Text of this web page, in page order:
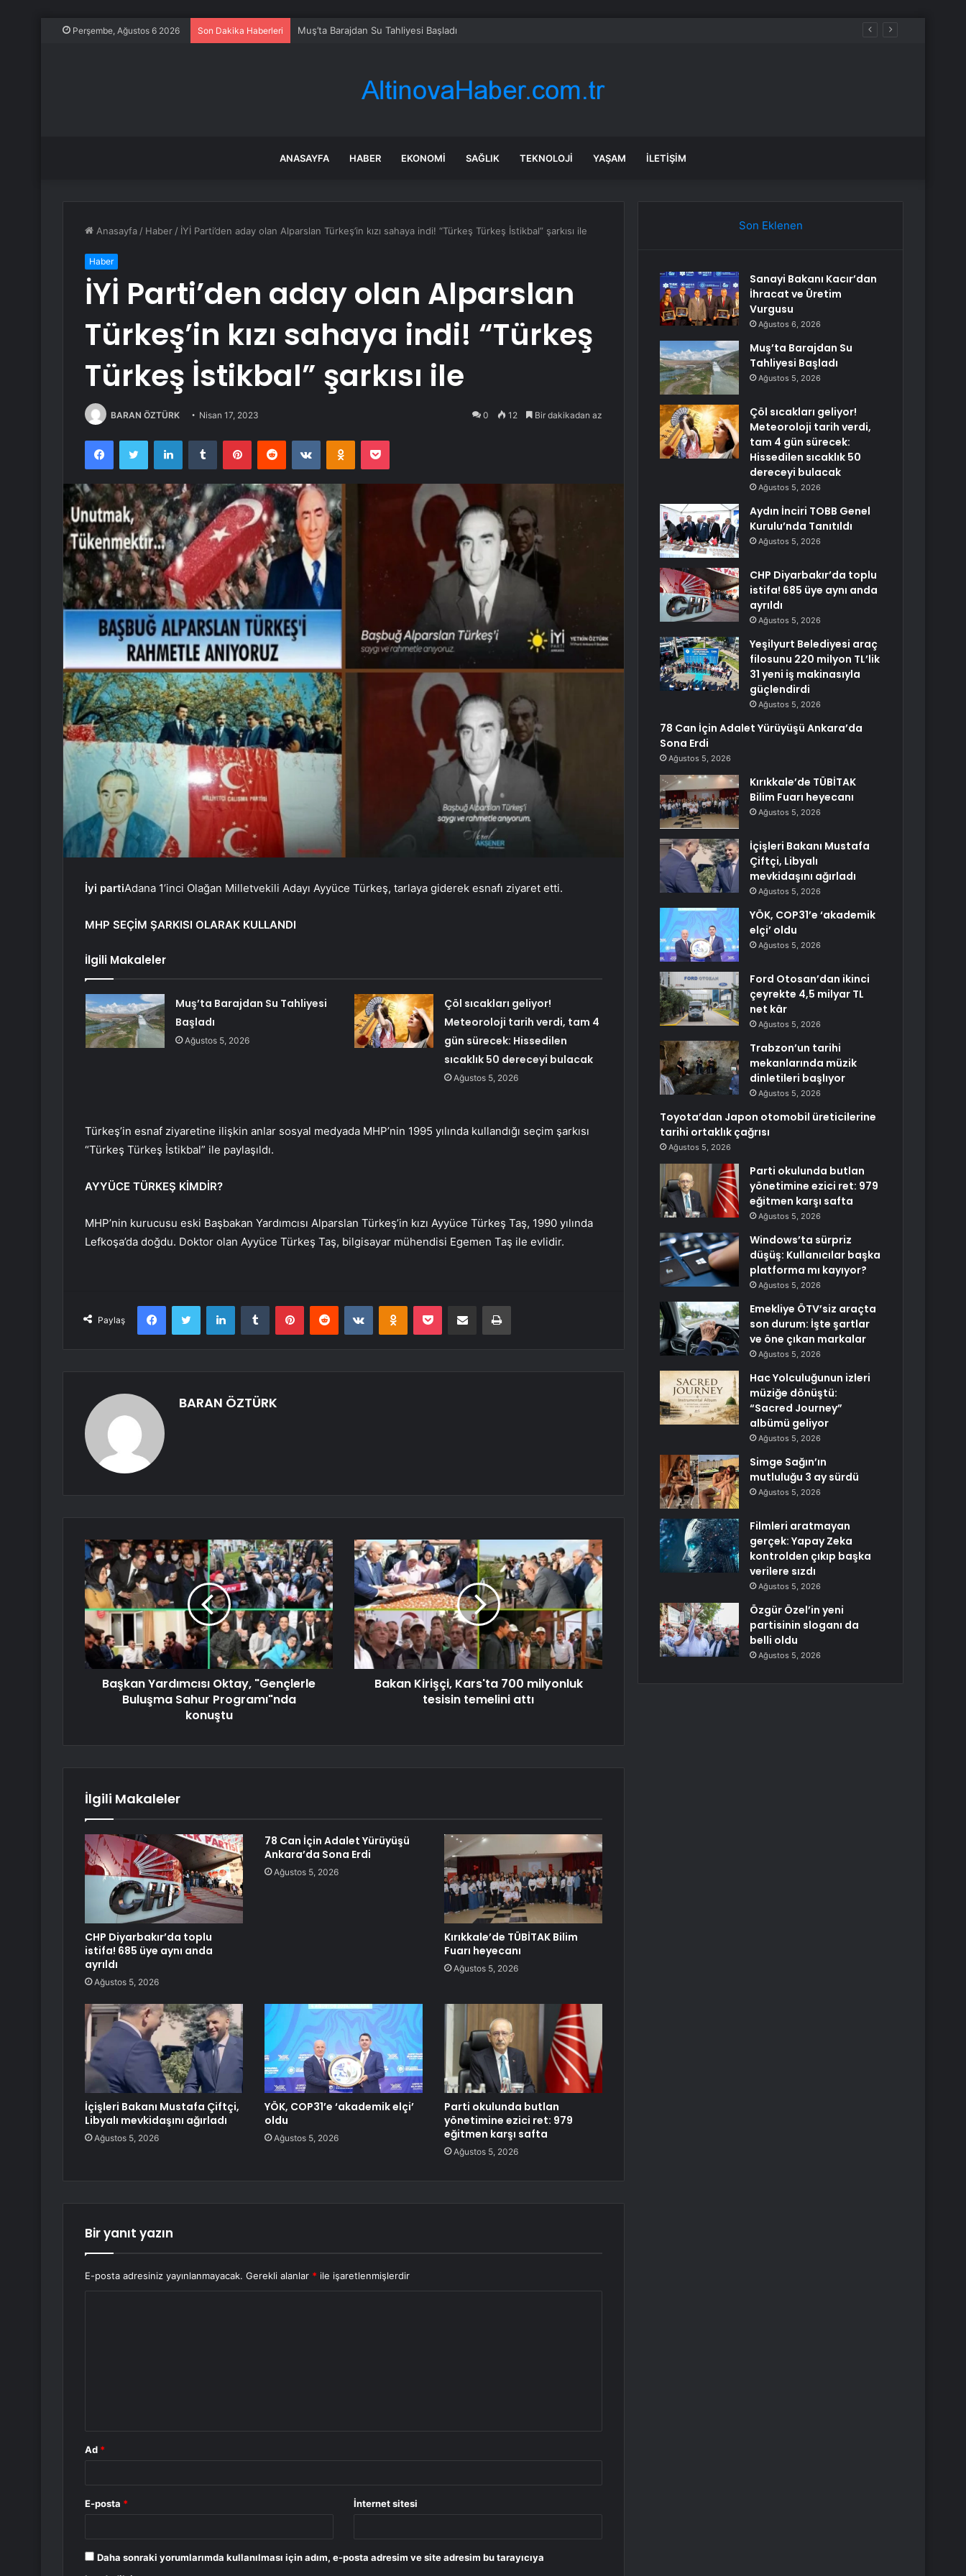
Perşembe, Ağustos 6 2026 Son Dakika Haberleri Muş’ta Barajdan Su Tahliyesi Başladı
ANASAYFA HABER EKONOMI SAĞLIK TEKNOLOJI YAŞAM İLETIŞIM
Anasayfa / Haber / İYİ Parti’den aday olan Alparslan Türkeş’in kızı sahaya indi! “Türkeş Türkeş İstikbal” şarkısı ile
Haber
İYİ Parti’den aday olan Alparslan
Türkeş’in kızı sahaya indi! “Türkeş
Türkeş İstikbal” şarkısı ile
BARAN ÖZTÜRK Nisan 17, 2023 0 12 Bir dakikadan az
FacebookTwitter LinkedInTumblr PinterestReddit VKontakteOdnoklassniki
Pocket
İyi partiAdana 1’inci Olağan Milletvekili Adayı Ayyüce Türkeş, tarlaya giderek esnafı ziyaret etti.
MHP SEÇİM ŞARKISI OLARAK KULLANDI
İlgili Makaleler
Muş’ta Barajdan Su Tahliyesi
Başladı
Ağustos 5, 2026
Çöl sıcakları geliyor!
Meteoroloji tarih verdi, tam 4
gün sürecek: Hissedilen
sıcaklık 50 dereceyi bulacak
Ağustos 5, 2026
Türkeş’in esnaf ziyaretine ilişkin anlar sosyal medyada MHP’nin 1995 yılında kullandığı seçim şarkısı
“Türkeş Türkeş İstikbal” ile paylaşıldı.
AYYÜCE TÜRKEŞ KİMDİR?
MHP’nin kurucusu eski Başbakan Yardımcısı Alparslan Türkeş’in kızı Ayyüce Türkeş Taş, 1990 yılında
Lefkoşa’da doğdu. Doktor olan Ayyüce Türkeş Taş, bilgisayar mühendisi Egemen Taş ile evlidir.
Paylaş
FacebookTwitter LinkedInTumblr PinterestReddit VKontakteOdnoklassniki
Pocket E-Posta ile paylaş Yazdır
BARAN ÖZTÜRK
Başkan Yardımcısı Oktay, "Gençlerle
Buluşma Sahur Programı"nda
konuştu
Bakan Kirişçi, Kars'ta 700 milyonluk
tesisin temelini attı
İlgili Makaleler
CHP Diyarbakır’da toplu
istifa! 685 üye aynı anda
ayrıldı
Ağustos 5, 2026
78 Can İçin Adalet Yürüyüşü
Ankara’da Sona Erdi
Ağustos 5, 2026
Kırıkkale’de TÜBİTAK Bilim
Fuarı heyecanı
Ağustos 5, 2026
İçişleri Bakanı Mustafa Çiftçi,
Libyalı mevkidaşını ağırladı
Ağustos 5, 2026
YÖK, COP31’e ‘akademik elçi’
oldu
Ağustos 5, 2026
Parti okulunda butlan
yönetimine ezici ret: 979
eğitmen karşı safta
Ağustos 5, 2026
Bir yanıt yazın
E-posta adresiniz yayınlanmayacak. Gerekli alanlar * ile işaretlenmişlerdir
Ad *
E-posta * İnternet sitesi
Daha sonraki yorumlarımda kullanılması için adım, e-posta adresim ve site adresim bu tarayıcıya
Son Eklenen
Sanayi Bakanı Kacır’dan
İhracat ve Üretim
Vurgusu
Ağustos 6, 2026
Muş’ta Barajdan Su
Tahliyesi Başladı
Ağustos 5, 2026
Çöl sıcakları geliyor!
Meteoroloji tarih verdi,
tam 4 gün sürecek:
Hissedilen sıcaklık 50
dereceyi bulacak
Ağustos 5, 2026
Aydın İnciri TOBB Genel
Kurulu’nda Tanıtıldı
Ağustos 5, 2026
CHP Diyarbakır’da toplu
istifa! 685 üye aynı anda
ayrıldı
Ağustos 5, 2026
Yeşilyurt Belediyesi araç
filosunu 220 milyon TL’lik
31 yeni iş makinasıyla
güçlendirdi
Ağustos 5, 2026
78 Can İçin Adalet Yürüyüşü Ankara’da
Sona Erdi
Ağustos 5, 2026
Kırıkkale’de TÜBİTAK
Bilim Fuarı heyecanı
Ağustos 5, 2026
İçişleri Bakanı Mustafa
Çiftçi, Libyalı
mevkidaşını ağırladı
Ağustos 5, 2026
YÖK, COP31’e ‘akademik
elçi’ oldu
Ağustos 5, 2026
Ford Otosan’dan ikinci
çeyrekte 4,5 milyar TL
net kâr
Ağustos 5, 2026
Trabzon’un tarihi
mekanlarında müzik
dinletileri başlıyor
Ağustos 5, 2026
Toyota’dan Japon otomobil üreticilerine
tarihi ortaklık çağrısı
Ağustos 5, 2026
Parti okulunda butlan
yönetimine ezici ret: 979
eğitmen karşı safta
Ağustos 5, 2026
Windows’ta sürpriz
düşüş: Kullanıcılar başka
platforma mı kayıyor?
Ağustos 5, 2026
Emekliye ÖTV’siz araçta
son durum: İşte şartlar
ve öne çıkan markalar
Ağustos 5, 2026
Hac Yolculuğunun izleri
müziğe dönüştü:
“Sacred Journey”
albümü geliyor
Ağustos 5, 2026
Simge Sağın’ın
mutluluğu 3 ay sürdü
Ağustos 5, 2026
Filmleri aratmayan
gerçek: Yapay Zeka
kontrolden çıkıp başka
verilere sızdı
Ağustos 5, 2026
Özgür Özel’in yeni
partisinin sloganı da
belli oldu
Ağustos 5, 2026